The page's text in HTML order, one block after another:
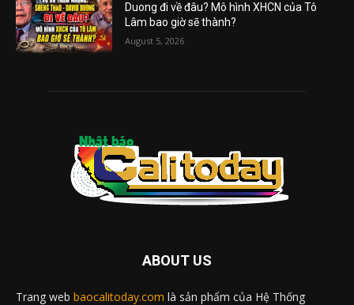
Duong đi về đâu? Mô hình XHCN của Tô
Lâm bao giờ sẽ thành?
August 5, 2026
ABOUT US
Trang web baocalitoday.com là sản phẩm của Hệ Thống